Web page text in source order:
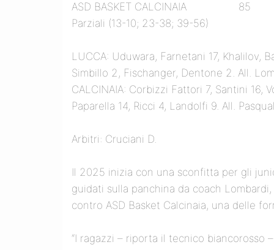
ASD BASKET CALCINAIA 85
Parziali (13-10; 23-38; 39-56)
LUCCA: Uduwara, Farnetani 17, Khalilov,
Simbillo 2, Fischanger, Dentone 2. All.
CALCINAIA: Corbizzi Fattori 7, Santini
Paparella 14, Ricci 4, Landolfi 9. All.
Arbitri: Cruciani D.
Il 2025 inizia con una sconfitta per gli
guidati sulla panchina da coach
contro ASD Basket Calcinaia, una delle
“I ragazzi – riporta il tecnico biancorosso